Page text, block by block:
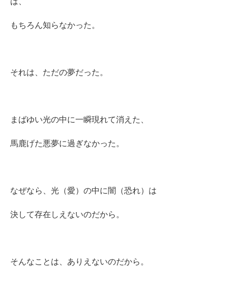
もちろん知らなかった。
それは、ただの夢だった。
まばゆい光の中に一瞬現れて消えた、
馬鹿げた悪夢に過ぎなかった。
なぜなら、光（愛）の中に闇（恐れ）は
決して存在しえないのだから。
そんなことは、ありえないのだから。